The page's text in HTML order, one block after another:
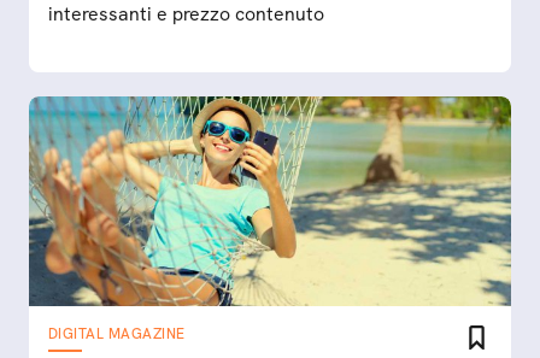
interessanti e prezzo contenuto
DIGITAL MAGAZINE